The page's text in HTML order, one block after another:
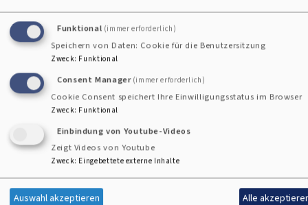
Funktional (immer erforderlich)
Speichern von Daten: Cookie für die Benutzersitzung
Zweck: Funktional
Consent Manager (immer erforderlich)
Cookie Consent speichert Ihre Einwilligungsstatus im Browser
Zweck: Funktional
Einbindung von Youtube-Videos
Zeigt Videos von Youtube
Zweck: Eingebettete externe Inhalte
Auswahl akzeptieren Alle